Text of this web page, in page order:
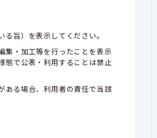
旨）を表示してください。
集・加工等を行ったことを表示
態で公表・利用することは禁止
ある場合、利用者の責任で当該